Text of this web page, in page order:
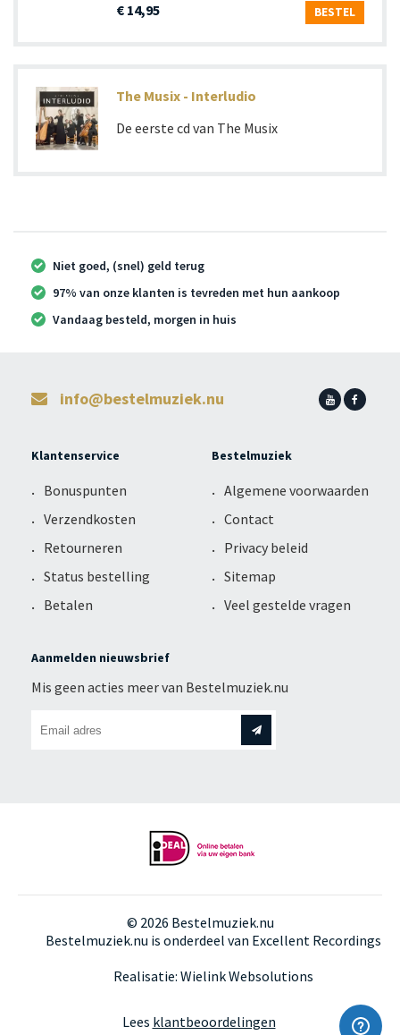
€ 14,95
BESTEL
The Musix - Interludio
De eerste cd van The Musix
Niet goed, (snel) geld terug
97% van onze klanten is tevreden met hun aankoop
Vandaag besteld, morgen in huis
info@bestelmuziek.nu
Klantenservice
Bonuspunten
Verzendkosten
Retourneren
Status bestelling
Betalen
Bestelmuziek
Algemene voorwaarden
Contact
Privacy beleid
Sitemap
Veel gestelde vragen
Aanmelden nieuwsbrief
Mis geen acties meer van Bestelmuziek.nu
© 2026 Bestelmuziek.nu
Bestelmuziek.nu is onderdeel van Excellent Recordings
Realisatie: Wielink Websolutions
Lees klantbeoordelingen